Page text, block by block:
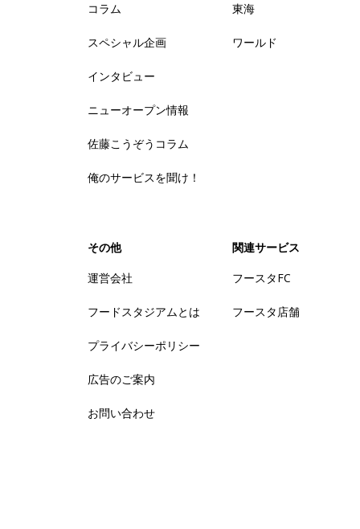
コラム
スペシャル企画
インタビュー
ニューオープン情報
佐藤こうぞうコラム
俺のサービスを聞け！
東海
ワールド
その他
運営会社
フードスタジアムとは
プライバシーポリシー
広告のご案内
お問い合わせ
関連サービス
フースタFC
フースタ店舗